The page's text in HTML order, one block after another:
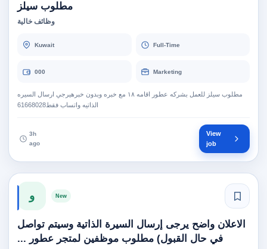
مطلوب سيلز
وظائف خالية
Kuwait Full-Time
000 Marketing
مطلوب سيلز للعمل بشركه عطور اقامه ١٨ مع خبره وبدون خبرهيرجي ارسال السيره
الذاتيه واتساب فقط61668028
3h
ago
View
job
و New
الاعلان واضح يرجى إرسال السيرة الذاتية وسيتم تواصل
في حال القبول) مطلوب موظفين لمتجر عطور ...